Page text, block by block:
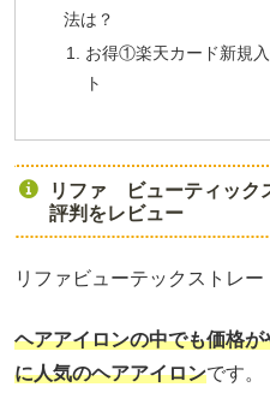
法は？
お得①楽天カード新規
ト
リファ ビューティック
評判をレビュー
リファビューテックストレー
ヘアアイロンの中でも価格
に人気のヘアアイロンです。